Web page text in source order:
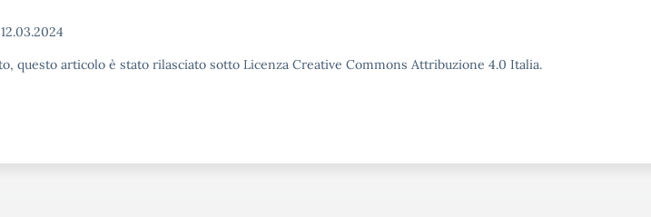
12.03.2024
questo articolo è stato rilasciato sotto Licenza Creative Commons Attribuzione 4.0 Italia.